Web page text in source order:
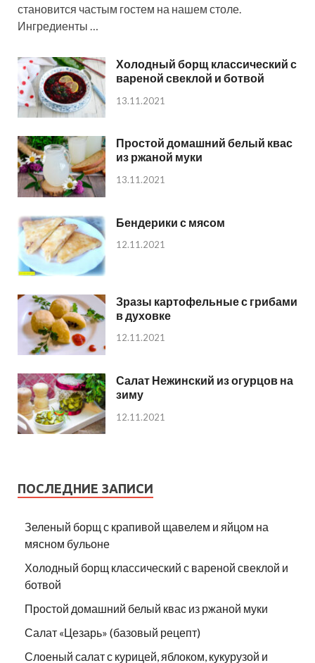
становится частым гостем на нашем столе.
Ингредиенты …
Холодный борщ классический с
вареной свеклой и ботвой
13.11.2021
Простой домашний белый квас
из ржаной муки
13.11.2021
Бендерики с мясом
12.11.2021
Зразы картофельные с грибами
в духовке
12.11.2021
Салат Нежинский из огурцов на
зиму
12.11.2021
ПОСЛЕДНИЕ ЗАПИСИ
Зеленый борщ с крапивой щавелем и яйцом на
мясном бульоне
Холодный борщ классический с вареной свеклой и
ботвой
Простой домашний белый квас из ржаной муки
Салат «Цезарь» (базовый рецепт)
Слоеный салат с курицей, яблоком, кукурузой и